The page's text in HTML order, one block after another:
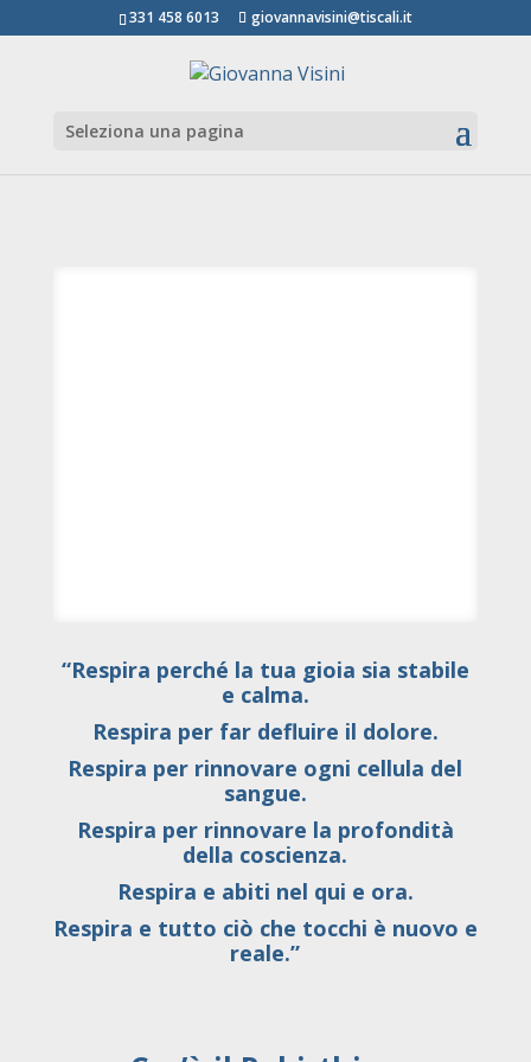
331 458 6013 giovannavisini@tiscali.it
Seleziona una pagina
“Respira perché la tua gioia sia stabile
e calma.
Respira per far defluire il dolore.
Respira per rinnovare ogni cellula del
sangue.
Respira per rinnovare la profondità
della coscienza.
Respira e abiti nel qui e ora.
Respira e tutto ciò che tocchi è nuovo e
reale.”